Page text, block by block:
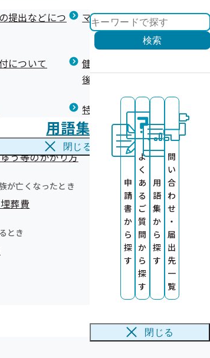
なりそう・なったとき
用認定・高額療養費・高額介護合算
負担したとき
にかかり治療を受けたとき
う等のかかり方
が亡くなったとき
葬費
とき
健診を受けた後の健康づくり
健康宣言（コラボヘルス）
健康づくりコラム
提出などにつ
マイナ保険証等関連について
について
健康保険任意継続制度（退職
後の健康保険）について
特定保健指導について
用語集
閉じる
検索
申
請
書
か
ら
探
す
よ
く
あ
る
ご
質
問
か
ら
探
す
用
語
集
か
ら
探
す
問
い
合
わ
せ
・
届
出
先
一
覧
閉じる